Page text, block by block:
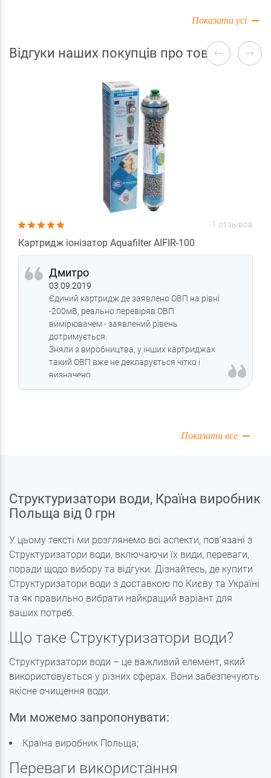
Показати усі
Відгуки наших покупців про товари
1 отзывов
Картридж іонізатор Aquafilter AIFIR-100
Дмитро
03.09.2019
Єдиний картридж де заявлено ОВП на рівні
-200мВ, реально перевіряв ОВП
вимірювачем - заявлений рівень
дотримується.
Зняли з виробництва, у інших картриджах
такий ОВП вже не декларується чітко і
визначено.
Показати все
Структуризатори води, Країна виробник
Польща від 0 грн
У цьому тексті ми розглянемо всі аспекти, пов'язані з
Структуризатори води, включаючи їх види, переваги,
поради щодо вибору та відгуки. Дізнайтесь, де купити
Структуризатори води з доставкою по Києву та Україні
та як правильно вибрати найкращий варіант для
ваших потреб.
Що таке Структуризатори води?
Структуризатори води – це важливий елемент, який
використовується у різних сферах. Вони забезпечують
якісне очищення води.
Ми можемо запропонувати:
Країна виробник Польща;
Переваги використання